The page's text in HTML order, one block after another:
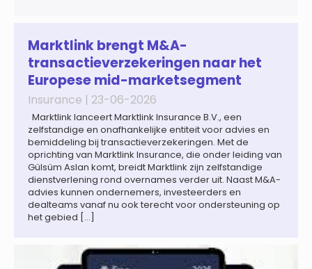
wereldwijd naar verwachting afnemen tot 1,3% in reële
termen in […]
Marktlink brengt M&A-
transactieverzekeringen naar het
Europese mid-marketsegment
Insurance | 23-06-2026
Marktlink lanceert Marktlink Insurance B.V., een
zelfstandige en onafhankelijke entiteit voor advies en
bemiddeling bij transactieverzekeringen. Met de
oprichting van Marktlink Insurance, die onder leiding van
Gülsüm Aslan komt, breidt Marktlink zijn zelfstandige
dienstverlening rond overnames verder uit. Naast M&A-
advies kunnen ondernemers, investeerders en
dealteams vanaf nu ook terecht voor ondersteuning op
het gebied […]